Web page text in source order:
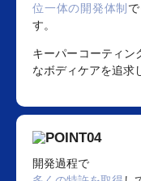
位一体の開発体制
す。
キーパーコーティン
なボディケアを追求
開発過程で